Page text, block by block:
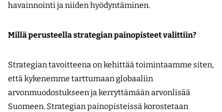
havainnointi ja niiden hyödyntäminen.
Millä perusteella strategian painopisteet valittiin?
Strategian tavoitteena on kehittää toimintaamme siten,
että kykenemme tarttumaan globaaliin
arvonmuodostukseen ja kerryttämään arvonlisää
Suomeen. Strategian painopisteissä korostetaan